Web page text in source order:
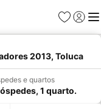
Favoritos
Iniciar
2013, Toluca
e quartos
1 quarto.